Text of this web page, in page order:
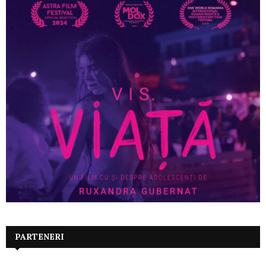
PARTENERI